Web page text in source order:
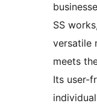
SS
versatile
meets
Its user-